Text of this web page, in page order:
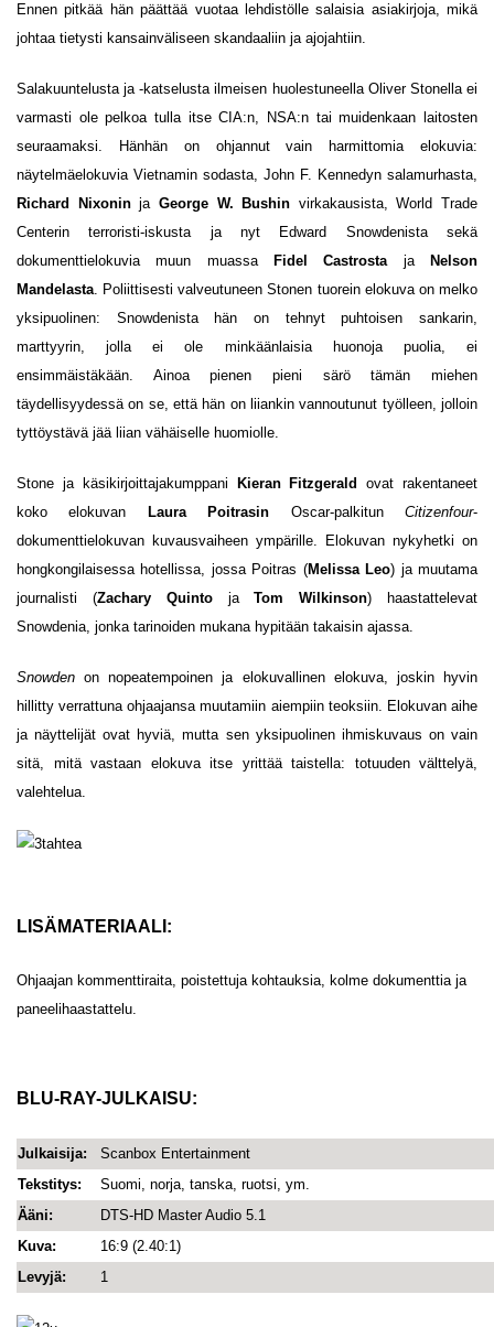
Ennen pitkää hän päättää vuotaa lehdistölle salaisia asiakirjoja, mikä
johtaa tietysti kansainväliseen skandaaliin ja ajojahtiin.
Salakuuntelusta ja -katselusta ilmeisen huolestuneella Oliver Stonella ei
varmasti ole pelkoa tulla itse CIA:n, NSA:n tai muidenkaan laitosten
seuraamaksi. Hänhän on ohjannut vain harmittomia elokuvia:
näytelmäelokuvia Vietnamin sodasta, John F. Kennedyn salamurhasta,
Richard Nixoninja George W. Bushin virkakausista, World Trade
Centerin terroristi-iskusta ja nyt Edward Snowdenista sekä
dokumenttielokuvia muun muassa
Fidel Castrostaja
Nelson
Mandelasta. Poliittisesti valveutuneen Stonen tuorein elokuva on melko
yksipuolinen: Snowdenista hän on tehnyt puhtoisen sankarin,
marttyyrin, jolla ei ole minkäänlaisia huonoja puolia, ei
ensimmäistäkään. Ainoa pienen pieni särö tämän miehen
täydellisyydessä on se, että hän on liiankin vannoutunut työlleen, jolloin
tyttöystävä jää liian vähäiselle huomiolle.
Stone ja käsikirjoittajakumppani Kieran Fitzgerald
ovat rakentaneet
koko elokuvan
Laura Poitrasin Oscar-palkitunCitizenfour-
dokumenttielokuvan kuvausvaiheen ympärille. Elokuvan nykyhetki on
hongkongilaisessa hotellissa, jossa Poitras (Melissa Leo) ja muutama
journalisti (Zachary QuintojaTom Wilkinson) haastattelevat
Snowdenia, jonka tarinoiden mukana hypitään takaisin ajassa.
Snowden on nopeatempoinen ja elokuvallinen elokuva, joskin hyvin
hillitty verrattuna ohjaajansa muutamiin aiempiin teoksiin. Elokuvan aihe
ja näyttelijät ovat hyviä, mutta sen yksipuolinen ihmiskuvaus on vain
sitä, mitä vastaan elokuva itse yrittää taistella: totuuden välttelyä,
valehtelua.
LISÄMATERIAALI:
Ohjaajan kommenttiraita, poistettuja kohtauksia, kolme dokumenttia ja
paneelihaastattelu.
BLU-RAY-JULKAISU:
Julkaisija:
Scanbox Entertainment
Tekstitys:
Suomi, norja, tanska, ruotsi, ym.
Ääni:
DTS-HD Master Audio 5.1
Kuva:
16:9 (2.40:1)
Levyjä:
1